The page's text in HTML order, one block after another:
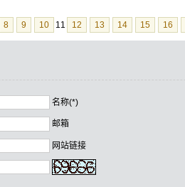
8 9 10 11 12 13 14 15 16
名称(*)
邮箱
网站链接